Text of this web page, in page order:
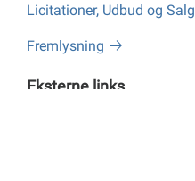
Licitationer, Udbud og Salg
Fremlysning
Eksterne links